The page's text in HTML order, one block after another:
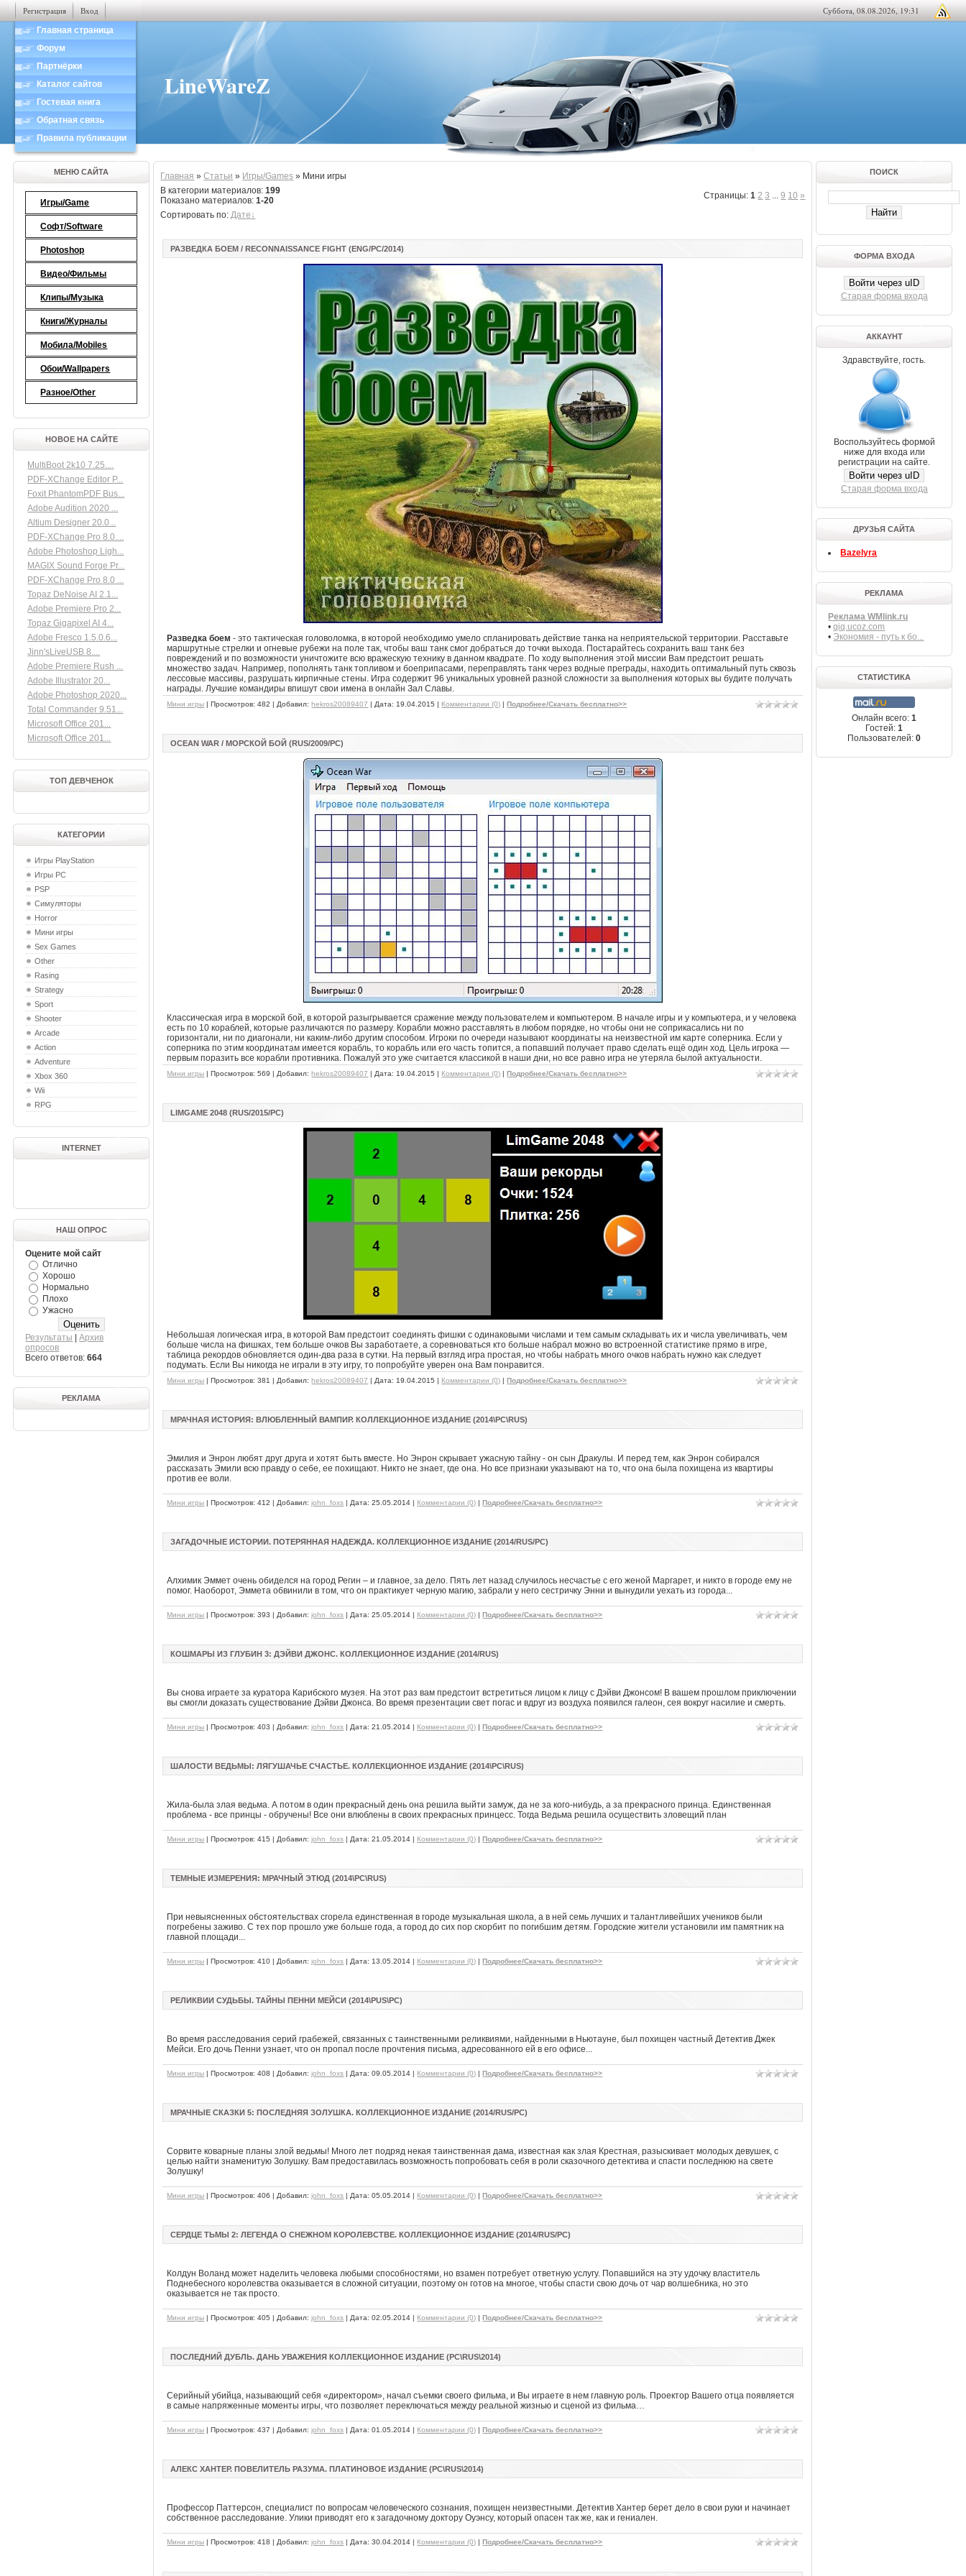
Регистрация Вход Суббота, 08.08.2026, 19:31
Главная страница
Форум
Партнёрки
Каталог сайтов
Гостевая книга
Обратная связь
Правила публикации
LineWareZ
МЕНЮ САЙТА
Игры/Game
Софт/Software
Photoshop
Видео/Фильмы
Клипы/Музыка
Книги/Журналы
Мобила/Mobiles
Обои/Wallpapers
Разное/Other
НОВОЕ НА САЙТЕ
MultiBoot 2k10 7.25....
PDF-XChange Editor P...
Foxit PhantomPDF Bus...
Adobe Audition 2020 ...
Altium Designer 20.0...
PDF-XChange Pro 8.0....
Adobe Photoshop Ligh...
MAGIX Sound Forge Pr...
PDF-XChange Pro 8.0 ...
Topaz DeNoise AI 2.1...
Adobe Premiere Pro 2...
Topaz Gigapixel AI 4...
Adobe Fresco 1.5.0.6...
Jinn'sLiveUSB 8....
Adobe Premiere Rush ...
Adobe Illustrator 20...
Adobe Photoshop 2020...
Total Commander 9.51...
Microsoft Office 201...
Microsoft Office 201...
ТОП ДЕВЧЕНОК
КАТЕГОРИИ
Игры PlayStation
Игры PC
PSP
Симуляторы
Horror
Мини игры
Sex Games
Other
Rasing
Strategy
Sport
Shooter
Arcade
Action
Adventure
Xbox 360
Wii
RPG
INTERNET
НАШ ОПРОС
Оцените мой сайт
Отлично
Хорошо
Нормально
Плохо
Ужасно
Результаты |Архив
опросов
Всего ответов:664
РЕКЛАМА
Главная »Статьи » Игры/Games » Мини игры
В категории материалов:199
Показано материалов:1-20 Страницы:1 2 3 ... 9 10 »
Сортировать по:Дате
РАЗВЕДКА БОЕМ / RECONNAISSANCE FIGHT (ENG/PC/2014)
Разведка боем - это тактическая головоломка, в которой необходимо умело спланировать действие танка на неприятельской территории. Расставьте
маршрутные стрелки и огневые рубежи на поле так, чтобы ваш танк смог добраться до точки выхода. Постарайтесь сохранить ваш танк без
повреждений и по возможности уничтожите всю вражескую технику в данном квадрате. По ходу выполнения этой миссии Вам предстоит решать
множество задач. Например, пополнять танк топливом и боеприпасами, переправлять танк через водные преграды, находить оптимальный путь сквозь
лессовые массивы, разрушать кирпичные стены. Игра содержит 96 уникальных уровней разной сложности за выполнения которых вы будите получать
награды. Лучшие командиры впишут свои имена в онлайн Зал Славы.
Мини игры | Просмотров: 482 | Добавил:hekros20089407 | Дата: 19.04.2015 | Комментарии (0) |Подробнее/Скачать бесплатно>>
OCEAN WAR / МОРСКОЙ БОЙ (RUS/2009/PC)
Классическая игра в морской бой, в которой разыгрывается сражение между пользователем и компьютером. В начале игры и у компьютера, и у человека
есть по 10 кораблей, которые различаются по размеру. Корабли можно расставлять в любом порядке, но чтобы они не соприкасались ни по
горизонтали, ни по диагонали, ни каким-либо другим способом. Игроки по очереди называют координаты на неизвестной им карте соперника. Если у
соперника по этим координатам имеется корабль, то корабль или его часть топится, а попавший получает право сделать ещё один ход. Цель игрока —
первым поразить все корабли противника. Пожалуй это уже считается классикой в наши дни, но все равно игра не утеряла былой актуальности.
Мини игры | Просмотров: 569 | Добавил:hekros20089407 | Дата: 19.04.2015 | Комментарии (0) |Подробнее/Скачать бесплатно>>
LIMGAME 2048 (RUS/2015/PC)
Небольшая логическая игра, в которой Вам предстоит соединять фишки с одинаковыми числами и тем самым складывать их и числа увеличивать, чем
больше числа на фишках, тем больше очков Вы заработаете, а соревноваться кто больше набрал можно во встроенной статистике прямо в игре,
таблица рекордов обновляется один-два раза в сутки. На первый взгляд игра простая, но чтобы набрать много очков набрать нужно как следует
подумать. Если Вы никогда не играли в эту игру, то попробуйте уверен она Вам понравится.
Мини игры | Просмотров: 381 | Добавил:hekros20089407 | Дата: 19.04.2015 | Комментарии (0) |Подробнее/Скачать бесплатно>>
МРАЧНАЯ ИСТОРИЯ: ВЛЮБЛЕННЫЙ ВАМПИР. КОЛЛЕКЦИОННОЕ ИЗДАНИЕ (2014\РС\RUS)
Эмилия и Энрон любят друг друга и хотят быть вместе. Но Энрон скрывает ужасную тайну - он сын Дракулы. И перед тем, как Энрон собирался
рассказать Эмили всю правду о себе, ее похищают. Никто не знает, где она. Но все признаки указывают на то, что она была похищена из квартиры
против ее воли.
Мини игры | Просмотров: 412 | Добавил:john_foxs | Дата:25.05.2014 | Комментарии (0) |Подробнее/Скачать бесплатно>>
ЗАГАДОЧНЫЕ ИСТОРИИ. ПОТЕРЯННАЯ НАДЕЖДА. КОЛЛЕКЦИОННОЕ ИЗДАНИЕ (2014/RUS/PC)
Алхимик Эммет очень обиделся на город Регин – и главное, за дело. Пять лет назад случилось несчастье с его женой Маргарет, и никто в городе ему не
помог. Наоборот, Эммета обвинили в том, что он практикует черную магию, забрали у него сестричку Энни и вынудили уехать из города...
Мини игры | Просмотров: 393 | Добавил:john_foxs | Дата:25.05.2014 | Комментарии (0) |Подробнее/Скачать бесплатно>>
КОШМАРЫ ИЗ ГЛУБИН 3: ДЭЙВИ ДЖОНС. КОЛЛЕКЦИОННОЕ ИЗДАНИЕ (2014/RUS)
Вы снова играете за куратора Карибского музея. На этот раз вам предстоит встретиться лицом к лицу с Дэйви Джонсом! В вашем прошлом приключении
вы смогли доказать существование Дэйви Джонса. Во время презентации свет погас и вдруг из воздуха появился галеон, сея вокруг насилие и смерть.
Мини игры | Просмотров: 403 | Добавил:john_foxs | Дата:21.05.2014 | Комментарии (0) |Подробнее/Скачать бесплатно>>
ШАЛОСТИ ВЕДЬМЫ: ЛЯГУШАЧЬЕ СЧАСТЬЕ. КОЛЛЕКЦИОННОЕ ИЗДАНИЕ (2014\PC\RUS)
Жила-была злая ведьма. А потом в один прекрасный день она решила выйти замуж, да не за кого-нибудь, а за прекрасного принца. Единственная
проблема - все принцы - обручены! Все они влюблены в своих прекрасных принцесс. Тогда Ведьма решила осуществить зловещий план
Мини игры | Просмотров: 415 | Добавил:john_foxs | Дата:21.05.2014 | Комментарии (0) |Подробнее/Скачать бесплатно>>
ТЕМНЫЕ ИЗМЕРЕНИЯ: МРАЧНЫЙ ЭТЮД (2014\РС\RUS)
При невыясненных обстоятельствах сгорела единственная в городе музыкальная школа, а в ней семь лучших и талантливейших учеников были
погребены заживо. С тех пор прошло уже больше года, а город до сих пор скорбит по погибшим детям. Городские жители установили им памятник на
главной площади...
Мини игры | Просмотров: 410 | Добавил:john_foxs | Дата: 13.05.2014 | Комментарии (0) |Подробнее/Скачать бесплатно>>
РЕЛИКВИИ СУДЬБЫ. ТАЙНЫ ПЕННИ МЕЙСИ (2014\PUS\PC)
Во время расследования серий грабежей, связанных с таинственными реликвиями, найденными в Ньютауне, был похищен частный Детектив Джек
Мейси. Его дочь Пенни узнает, что он пропал после прочтения письма, адресованного ей в его офисе...
Мини игры | Просмотров: 408 | Добавил:john_foxs | Дата:09.05.2014 | Комментарии (0) |Подробнее/Скачать бесплатно>>
МРАЧНЫЕ СКАЗКИ 5: ПОСЛЕДНЯЯ ЗОЛУШКА. КОЛЛЕКЦИОННОЕ ИЗДАНИЕ (2014/RUS/PC)
Сорвите коварные планы злой ведьмы! Много лет подряд некая таинственная дама, известная как злая Крестная, разыскивает молодых девушек, с
целью найти знаменитую Золушку. Вам предоставилась возможность попробовать себя в роли сказочного детектива и спасти последнюю на свете
Золушку!
Мини игры | Просмотров: 406 | Добавил:john_foxs | Дата:05.05.2014 | Комментарии (0) |Подробнее/Скачать бесплатно>>
СЕРДЦЕ ТЬМЫ 2: ЛЕГЕНДА О СНЕЖНОМ КОРОЛЕВСТВЕ. КОЛЛЕКЦИОННОЕ ИЗДАНИЕ (2014/RUS/PC)
Колдун Воланд может наделить человека любыми способностями, но взамен потребует ответную услугу. Попавшийся на эту удочку властитель
Поднебесного королевства оказывается в сложной ситуации, поэтому он готов на многое, чтобы спасти свою дочь от чар волшебника, но это
оказывается не так просто.
Мини игры | Просмотров: 405 | Добавил:john_foxs | Дата:02.05.2014 | Комментарии (0) |Подробнее/Скачать бесплатно>>
ПОСЛЕДНИЙ ДУБЛЬ. ДАНЬ УВАЖЕНИЯ КОЛЛЕКЦИОННОЕ ИЗДАНИЕ (PC\RUS\2014)
Серийный убийца, называющий себя «директором», начал съемки своего фильма, и Вы играете в нем главную роль. Проектор Вашего отца появляется
в самые напряженные моменты игры, что позволяет переключаться между реальной жизнью и сценой из фильма…
Мини игры | Просмотров: 437 | Добавил:john_foxs | Дата:01.05.2014 | Комментарии (0) |Подробнее/Скачать бесплатно>>
АЛЕКС ХАНТЕР. ПОВЕЛИТЕЛЬ РАЗУМА. ПЛАТИНОВОЕ ИЗДАНИЕ (PC\RUS\2014)
Профессор Паттерсон, специалист по вопросам человеческого сознания, похищен неизвестными. Детектив Хантер берет дело в свои руки и начинает
собственное расследование. Улики приводят его к загадочному доктору Оуэнсу, который опасен так же, как и гениален.
Мини игры | Просмотров: 418 | Добавил:john_foxs | Дата:30.04.2014 | Комментарии (0) |Подробнее/Скачать бесплатно>>
ПОИСК
ФОРМА ВХОДА
Войти через uID
Старая форма входа
АККAYНТ
Здравствуйте, гость.
Воспользуйтесь формой
ниже для входа или
регистрации на сайте.
Войти через uID
Старая форма входа
ДРУЗЬЯ САЙТА
Bazelyra
РЕКЛАМА
Реклама WMlink.ru
•qiq.ucoz.com
• Экономия - путь к бо...
СТАТИСТИКА
Онлайн всего:1
Гостей:1
Пользователей:0